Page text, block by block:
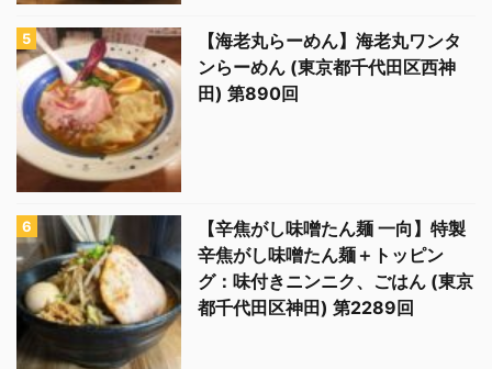
【海老丸らーめん】海老丸ワンタ
ンらーめん (東京都千代田区西神
田) 第890回
【辛焦がし味噌たん麺 一向】特製
辛焦がし味噌たん麺＋トッピン
グ：味付きニンニク、ごはん (東京
都千代田区神田) 第2289回